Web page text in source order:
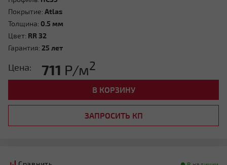
Покрытие: Atlas
Толщина: 0.5 мм
Цвет: RR 32
Гарантия: 25 лет
Цена: 711 Р/м2
В КОРЗИНУ
ЗАПРОСИТЬ КП